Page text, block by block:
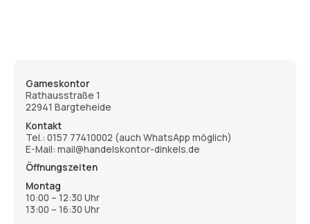
Gameskontor
Rathausstraße 1
22941 Bargteheide
Kontakt
Tel.: 0157 77410002 (auch WhatsApp möglich)
E-Mail: mail@handelskontor-dinkels.de
Öffnungszeiten
Montag
10:00 – 12:30 Uhr
13:00 – 16:30 Uhr